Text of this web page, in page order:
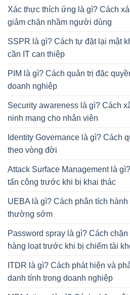
Xác thực thích ứng là gì? Cách
giảm chặn nhầm người dùng
SSPR là gì? Cách tự đặt lại mật
cần IT can thiệp
PIM là gì? Cách quản trị đặc
doanh nghiệp
Security awareness là gì? Cách
ninh mạng cho nhân viên
Identity Governance là gì? Cách
theo vòng đời
Attack Surface Management là
tấn công trước khi bị khai thác
UEBA là gì? Cách phân tích
thường sớm
Password spray là gì? Cách
hàng loạt trước khi bị chiếm tài
ITDR là gì? Cách phát hiện và
danh tính trong doanh nghiệp